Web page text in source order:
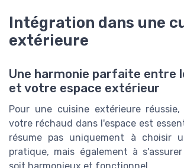
Intégration dans une
extérieure
Une harmonie parfaite entre
et votre espace extérieur
Pour une cuisine extérieure
votre réchaud dans l'espace est
résume pas uniquement à choisir
pratique, mais également à
soit harmonieux et fonctionnel.